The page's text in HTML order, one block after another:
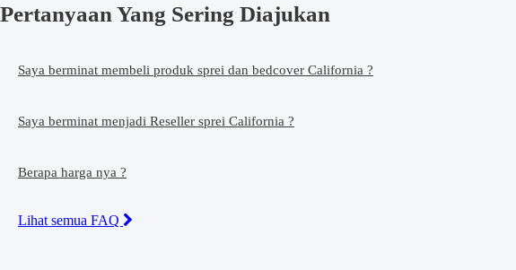
Pertanyaan Yang Sering Diajukan
Saya berminat membeli produk sprei dan bedcover California ?
Saya berminat menjadi Reseller sprei California ?
Berapa harga nya ?
Lihat semua FAQ